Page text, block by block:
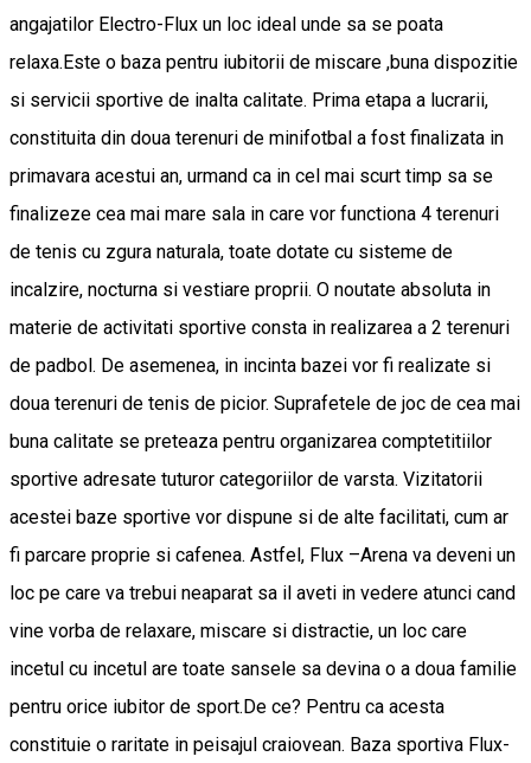
angajatilor Electro-Flux un loc ideal unde sa se poata
relaxa.Este o baza pentru iubitorii de miscare ,buna dispozitie
si servicii sportive de inalta calitate. Prima etapa a lucrarii,
constituita din doua terenuri de minifotbal a fost finalizata in
primavara acestui an, urmand ca in cel mai scurt timp sa se
finalizeze cea mai mare sala in care vor functiona 4 terenuri
de tenis cu zgura naturala, toate dotate cu sisteme de
incalzire, nocturna si vestiare proprii. O noutate absoluta in
materie de activitati sportive consta in realizarea a 2 terenuri
de padbol. De asemenea, in incinta bazei vor fi realizate si
doua terenuri de tenis de picior. Suprafetele de joc de cea mai
buna calitate se preteaza pentru organizarea comptetitiilor
sportive adresate tuturor categoriilor de varsta. Vizitatorii
acestei baze sportive vor dispune si de alte facilitati, cum ar
fi parcare proprie si cafenea. Astfel, Flux –Arena va deveni un
loc pe care va trebui neaparat sa il aveti in vedere atunci cand
vine vorba de relaxare, miscare si distractie, un loc care
incetul cu incetul are toate sansele sa devina o a doua familie
pentru orice iubitor de sport.De ce? Pentru ca acesta
constituie o raritate in peisajul craiovean. Baza sportiva Flux-